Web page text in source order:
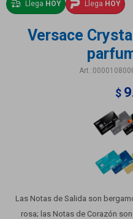
Llega HOY Llega HOY
Versace
$
Las Notas de Salida son
rosa; las Notas de Corazón